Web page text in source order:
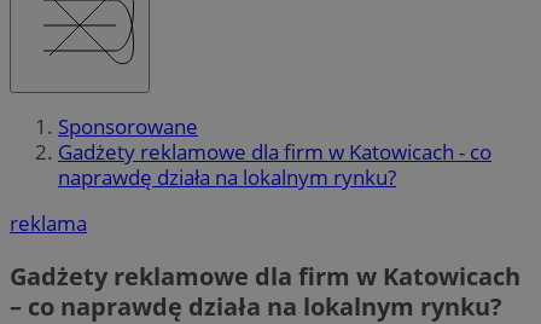
Sponsorowane
Gadżety reklamowe dla firm w Katowicach - co
naprawdę działa na lokalnym rynku?
reklama
Gadżety reklamowe dla firm w Katowicach
– co naprawdę działa na lokalnym rynku?